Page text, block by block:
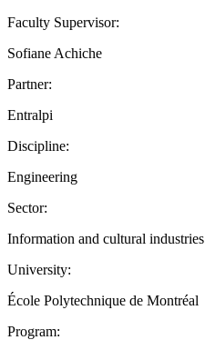
Faculty Supervisor:
Sofiane Achiche
Partner:
Entralpi
Discipline:
Engineering
Sector:
Information and cultural industries
University:
École Polytechnique de Montréal
Program: